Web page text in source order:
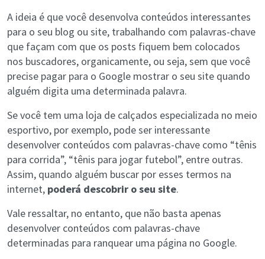
A ideia é que você desenvolva conteúdos interessantes
para o seu blog ou site, trabalhando com palavras-chave
que façam com que os posts fiquem bem colocados
nos buscadores, organicamente, ou seja, sem que você
precise pagar para o Google mostrar o seu site quando
alguém digita uma determinada palavra.
Se você tem uma loja de calçados especializada no meio
esportivo, por exemplo, pode ser interessante
desenvolver conteúdos com palavras-chave como “tênis
para corrida”, “tênis para jogar futebol”, entre outras.
Assim, quando alguém buscar por esses termos na
internet, poderá descobrir o seu site.
Vale ressaltar, no entanto, que não basta apenas
desenvolver conteúdos com palavras-chave
determinadas para ranquear uma página no Google.